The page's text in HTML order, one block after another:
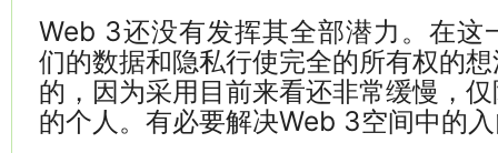
Web 3还没有发挥其全部潜力。在这
们的数据和隐私行使完全的所有权的
的，因为采用目前来看还非常缓慢，
的个人。有必要解决Web 3空间中的